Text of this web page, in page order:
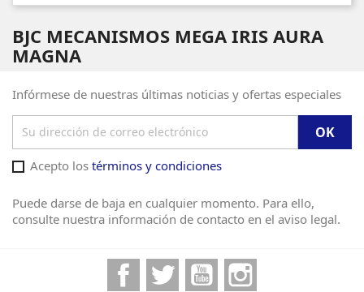
BJC MECANISMOS MEGA IRIS AURA
MAGNA
Infórmese de nuestras últimas noticias y ofertas especiales
Acepto los términos y condiciones
Puede darse de baja en cualquier momento. Para ello,
consulte nuestra información de contacto en el aviso legal.
FacebookTwitter YouTube